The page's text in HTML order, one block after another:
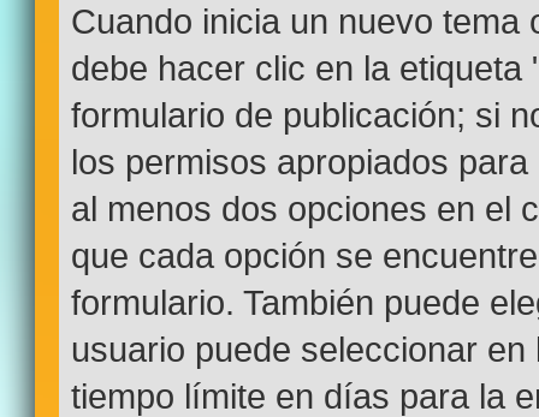
Cuando inicia un nuevo tema
debe hacer clic en la
formulario de publicación; si
los permisos apropiados
al menos dos opciones en el
que cada opción se
formulario. También puede
usuario puede seleccionar
tiempo límite en días para la